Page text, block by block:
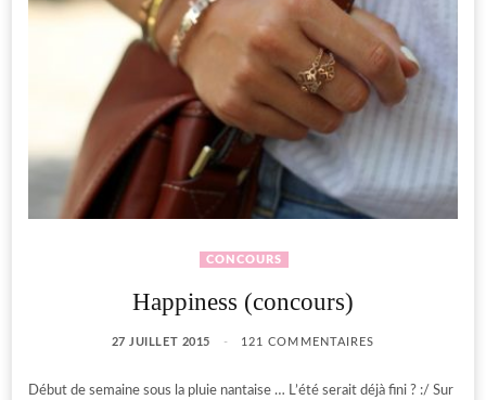
CONCOURS
Happiness (concours)
27 JUILLET 2015 121 COMMENTAIRES
Début de semaine sous la pluie nantaise … L’été serait déjà fini ? :/ Sur